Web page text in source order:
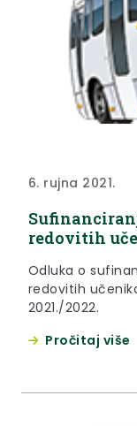
6. rujna 2021.
redovitih
Odluka o
redovitih
2021./2022.
Pročitaj više